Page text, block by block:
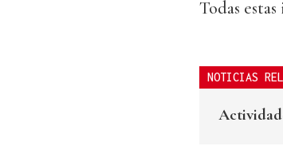
Todas
NOTICIAS